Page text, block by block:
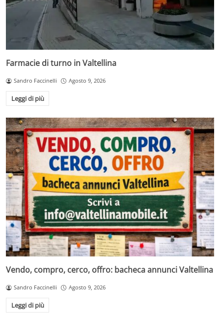
Farmacie di turno in Valtellina
Sandro Faccinelli Agosto 9, 2026
Leggi di più
Vendo, compro, cerco, offro: bacheca annunci Valtellina
Sandro Faccinelli Agosto 9, 2026
Leggi di più